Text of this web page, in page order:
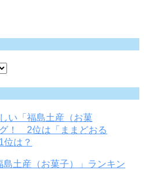
土産（お菓子）」ランキン